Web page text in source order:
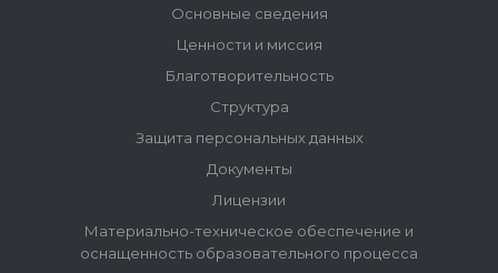
Основные сведения
Ценности и миссия
Благотворительность
Структура
Защита персональных данных
Документы
Лицензии
Материально-техническое обеспечение и
оснащенность образовательного процесса